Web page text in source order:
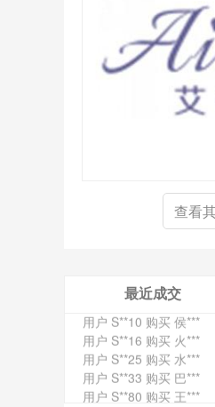
查看
最近成交
用户 S**4 购买 天***
用户 S**6 购买 七***
用户 S**0 购买 冠***
用户 S**9 购买 停***
用户 S**0 购买 V***
用户 S**1 购买 皇***
用户 S**26 购买 图***
用户 S**10 购买 侯***
用户 S**16 购买 火***
用户 S**25 购买 水***
用户 S**33 购买 巴***
用户 S**80 购买 王***
用户 S**19 购买 T***